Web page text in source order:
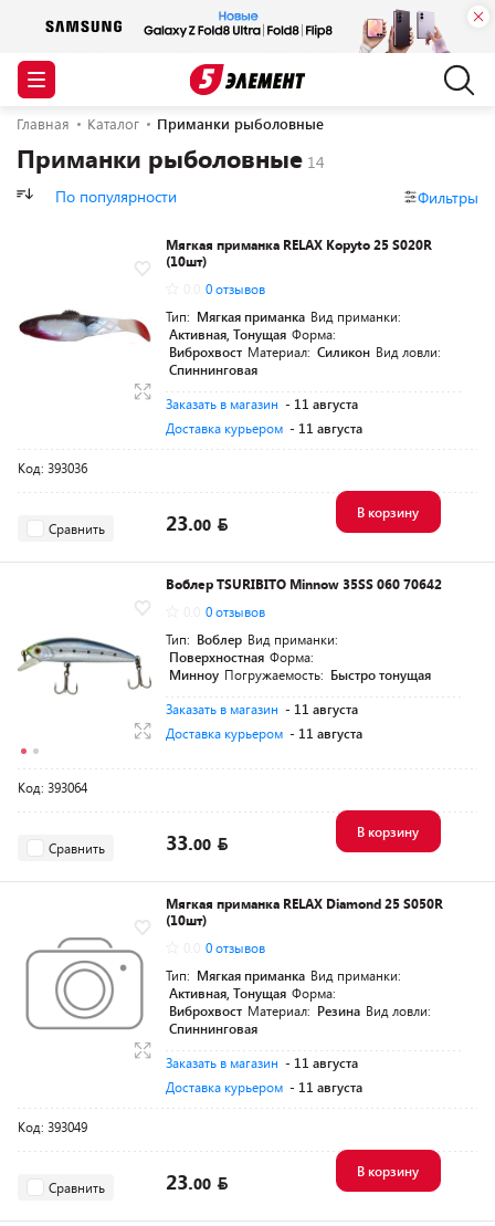
Главная Каталог Приманки рыболовные
Приманки рыболовные
По популярности Фильтры
Мягкая приманка RELAX Kopyto 25 S020R
(10шт)
0 отзывов
Тип: Мягкая приманка Вид приманки:
Активная, Тонущая Форма:
Виброхвост Материал: Силикон Вид ловли:
Спиннинговая
Заказать в магазин - 11 августа
Доставка курьером - 11 августа
Код: 393036
Сравнить 23.00
В корзину
Воблер TSURIBITO Minnow 35SS 060 70642
0 отзывов
Тип: Воблер Вид приманки:
Поверхностная Форма:
Минноу Погружаемость: Быстро тонущая
Заказать в магазин - 11 августа
Доставка курьером - 11 августа
Код: 393064
Сравнить 33.00
В корзину
Мягкая приманка RELAX Diamond 25 S050R
(10шт)
0 отзывов
Тип: Мягкая приманка Вид приманки:
Активная, Тонущая Форма:
Виброхвост Материал: Резина Вид ловли:
Спиннинговая
Заказать в магазин - 11 августа
Доставка курьером - 11 августа
Код: 393049
Сравнить 23.00
В корзину